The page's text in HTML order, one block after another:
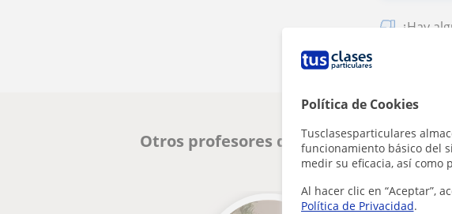
Política de Cookies
Tusclasesparticulares
funcionamiento básico del
medir su eficacia, así como
Al hacer clic en “Aceptar”,
Política de Privacidad.
¿Hay
Otros profesores de Inglés en Sant